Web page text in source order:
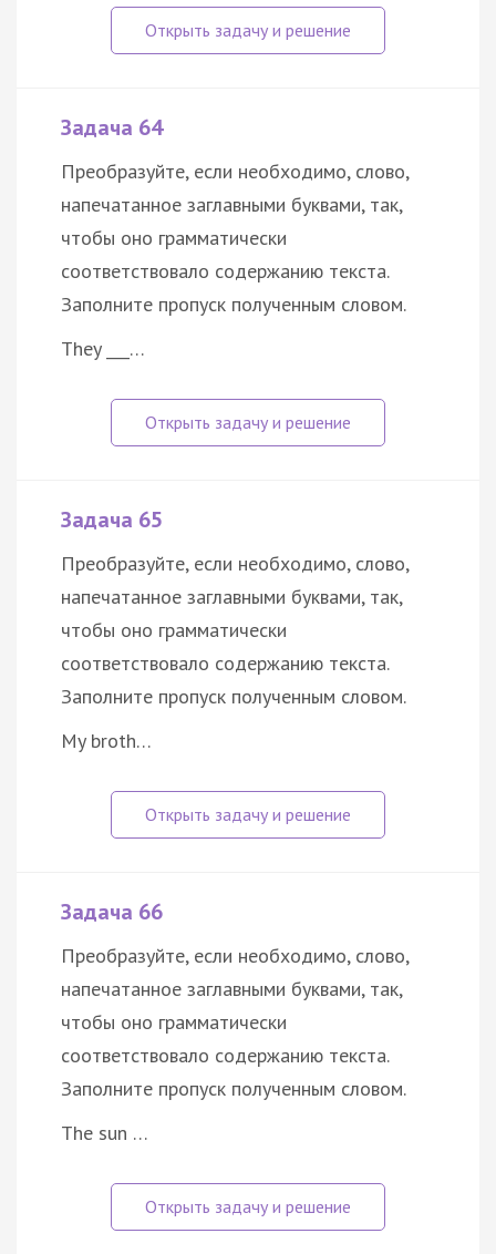
Задача 64
Преобразуйте, если необходимо, слово,
напечатанное заглавными буквами, так,
чтобы оно грамматически
соответствовало содержанию текста.
Заполните пропуск полученным словом.
They ___…
Задача 65
Преобразуйте, если необходимо, слово,
напечатанное заглавными буквами, так,
чтобы оно грамматически
соответствовало содержанию текста.
Заполните пропуск полученным словом.
My broth…
Задача 66
Преобразуйте, если необходимо, слово,
напечатанное заглавными буквами, так,
чтобы оно грамматически
соответствовало содержанию текста.
Заполните пропуск полученным словом.
The sun …